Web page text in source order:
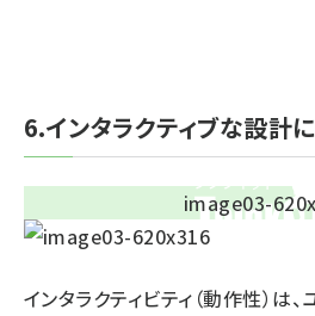
6.インタラクティブな設計
インタラクティビティ（動作性）は